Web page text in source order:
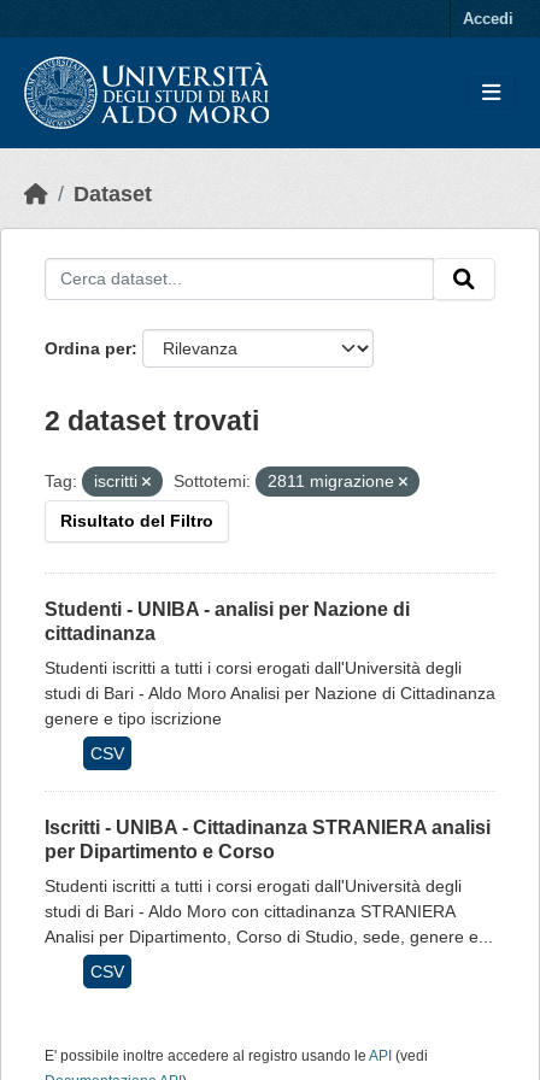
Accedi
Dataset
Ordina per
2 dataset trovati
Tag: iscritti Sottotemi: 2811 migrazione
Risultato del Filtro
Studenti - UNIBA - analisi per Nazione di
cittadinanza
Studenti iscritti a tutti i corsi erogati dall'Università degli
studi di Bari - Aldo Moro Analisi per Nazione di Cittadinanza
genere e tipo iscrizione
CSV
Iscritti - UNIBA - Cittadinanza STRANIERA analisi
per Dipartimento e Corso
Studenti iscritti a tutti i corsi erogati dall'Università degli
studi di Bari - Aldo Moro con cittadinanza STRANIERA
Analisi per Dipartimento, Corso di Studio, sede, genere e...
CSV
E' possibile inoltre accedere al registro usando le API (vedi